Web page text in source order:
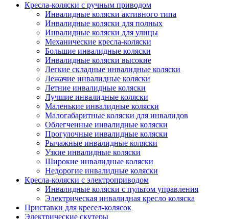
Кресла-коляски с ручным приводом
Инвалидные коляски активного типа
Инвалидные коляски для полных
Инвалидные коляски для улицы
Механические кресла-коляски
Большие инвалидные коляски
Инвалидные коляски высокие
Легкие складные инвалидные коляски
Лежачие инвалидные коляски
Летние инвалидные коляски
Лучшие инвалидные коляски
Маленькие инвалидные коляски
Малогабаритные коляски для инвалидов
Облегченные инвалидные коляски
Прогулочные инвалидные коляски
Рычажные инвалидные коляски
Узкие инвалидные коляски
Широкие инвалидные коляски
Недорогие инвалидные коляски
Кресла-коляски с электроприводом
Инвалидные коляски с пультом управления
Электрическая инвалидная кресло коляска
Приставки для кресел-колясок
Электрические скутеры